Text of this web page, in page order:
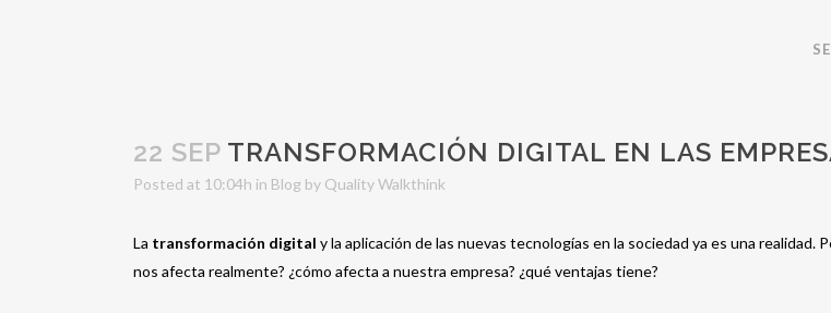
22 SEP TRANSFORMACIÓN DIGITAL EN LAS
Posted at 10:04h in Blog by Quality Walkthink
La transformación digital y la aplicación de las nuevas tecnologías en la sociedad ya es una realidad.
nos afecta realmente? ¿cómo afecta a nuestra empresa? ¿qué ventajas tiene?